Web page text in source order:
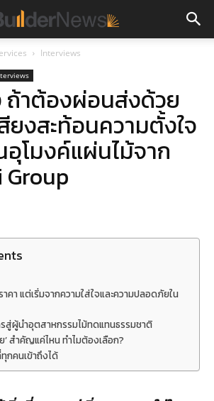
Interviews
ถ้าต้องผ่อนส่งด้วย
ยงสะท้อนความตั้งใจ
อุโมงค์แผ่นไม้จาก
Group
าคา แต่เริ่มจากความใส่ใจและความปลอดภัยใน
สู่ผู้นำอุตสาหกรรมไม้ทดแทนธรรมชาติ
สำคัญแค่ไหน ทำไมต้องเลือก?
กคนเข้าถึงได้